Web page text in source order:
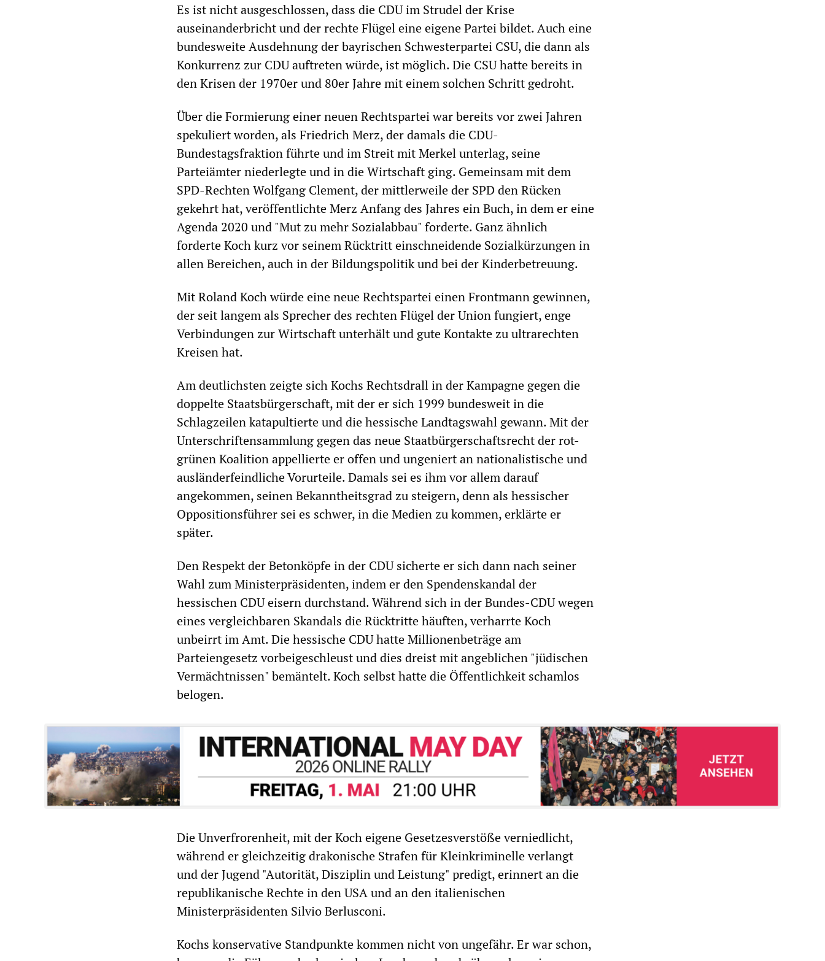
Es ist nicht ausgeschlossen, dass die CDU im Strudel der Krise
auseinanderbricht und der rechte Flügel eine eigene Partei bildet. Auch eine
bundesweite Ausdehnung der bayrischen Schwesterpartei CSU, die dann als
Konkurrenz zur CDU auftreten würde, ist möglich. Die CSU hatte bereits in
den Krisen der 1970er und 80er Jahre mit einem solchen Schritt gedroht.
Über die Formierung einer neuen Rechtspartei war bereits vor zwei Jahren
spekuliert worden, als Friedrich Merz, der damals die CDU-
Bundestagsfraktion führte und im Streit mit Merkel unterlag, seine
Parteiämter niederlegte und in die Wirtschaft ging. Gemeinsam mit dem
SPD-Rechten Wolfgang Clement, der mittlerweile der SPD den Rücken
gekehrt hat, veröffentlichte Merz Anfang des Jahres ein Buch, in dem er eine
Agenda 2020 und "Mut zu mehr Sozialabbau" forderte. Ganz ähnlich
forderte Koch kurz vor seinem Rücktritt einschneidende Sozialkürzungen in
allen Bereichen, auch in der Bildungspolitik und bei der Kinderbetreuung.
Mit Roland Koch würde eine neue Rechtspartei einen Frontmann gewinnen,
der seit langem als Sprecher des rechten Flügel der Union fungiert, enge
Verbindungen zur Wirtschaft unterhält und gute Kontakte zu ultrarechten
Kreisen hat.
Am deutlichsten zeigte sich Kochs Rechtsdrall in der Kampagne gegen die
doppelte Staatsbürgerschaft, mit der er sich 1999 bundesweit in die
Schlagzeilen katapultierte und die hessische Landtagswahl gewann. Mit der
Unterschriftensammlung gegen das neue Staatbürgerschaftsrecht der rot-
grünen Koalition appellierte er offen und ungeniert an nationalistische und
ausländerfeindliche Vorurteile. Damals sei es ihm vor allem darauf
angekommen, seinen Bekanntheitsgrad zu steigern, denn als hessischer
Oppositionsführer sei es schwer, in die Medien zu kommen, erklärte er
später.
Den Respekt der Betonköpfe in der CDU sicherte er sich dann nach seiner
Wahl zum Ministerpräsidenten, indem er den Spendenskandal der
hessischen CDU eisern durchstand. Während sich in der Bundes-CDU wegen
eines vergleichbaren Skandals die Rücktritte häuften, verharrte Koch
unbeirrt im Amt. Die hessische CDU hatte Millionenbeträge am
Parteiengesetz vorbeigeschleust und dies dreist mit angeblichen "jüdischen
Vermächtnissen" bemäntelt. Koch selbst hatte die Öffentlichkeit schamlos
belogen.
Die Unverfrorenheit, mit der Koch eigene Gesetzesverstöße verniedlicht,
während er gleichzeitig drakonische Strafen für Kleinkriminelle verlangt
und der Jugend "Autorität, Disziplin und Leistung" predigt, erinnert an die
republikanische Rechte in den USA und an den italienischen
Ministerpräsidenten Silvio Berlusconi.
Kochs konservative Standpunkte kommen nicht von ungefähr. Er war schon,